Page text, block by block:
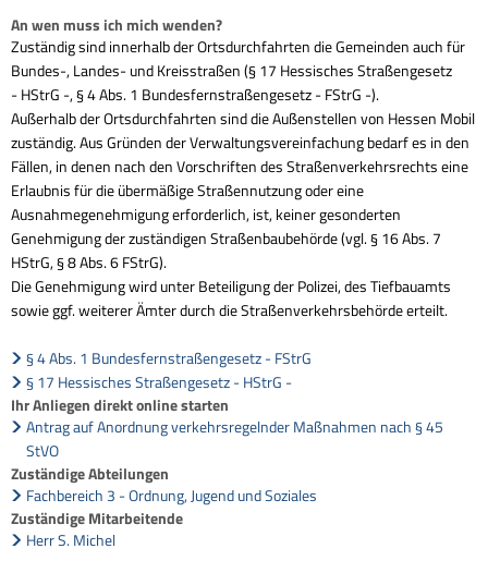
Ihr Anliegen direkt online starten
Antrag auf Anordnung verkehrsregelnder Maßnahmen nach § 45
StVO
An wen muss ich mich wenden?
Zuständig sind innerhalb der Ortsdurchfahrten die Gemeinden auch für
Bundes-, Landes- und Kreisstraßen (§ 17 Hessisches Straßengesetz
- HStrG -, § 4 Abs. 1 Bundesfernstraßengesetz - FStrG -).
Außerhalb der Ortsdurchfahrten sind die Außenstellen von Hessen Mobil
zuständig. Aus Gründen der Verwaltungsvereinfachung bedarf es in den
Fällen, in denen nach den Vorschriften des Straßenverkehrsrechts eine
Erlaubnis für die übermäßige Straßennutzung oder eine
Ausnahmegenehmigung erforderlich, ist, keiner gesonderten
Genehmigung der zuständigen Straßenbaubehörde (vgl. § 16 Abs. 7
HStrG, § 8 Abs. 6 FStrG).
Die Genehmigung wird unter Beteiligung der Polizei, des Tiefbauamts
sowie ggf. weiterer Ämter durch die Straßenverkehrsbehörde erteilt.
§ 4 Abs. 1 Bundesfernstraßengesetz - FStrG
§ 17 Hessisches Straßengesetz - HStrG -
Zuständige Abteilungen
Fachbereich 3 - Ordnung, Jugend und Soziales
Zuständige Mitarbeitende
Herr S. Michel